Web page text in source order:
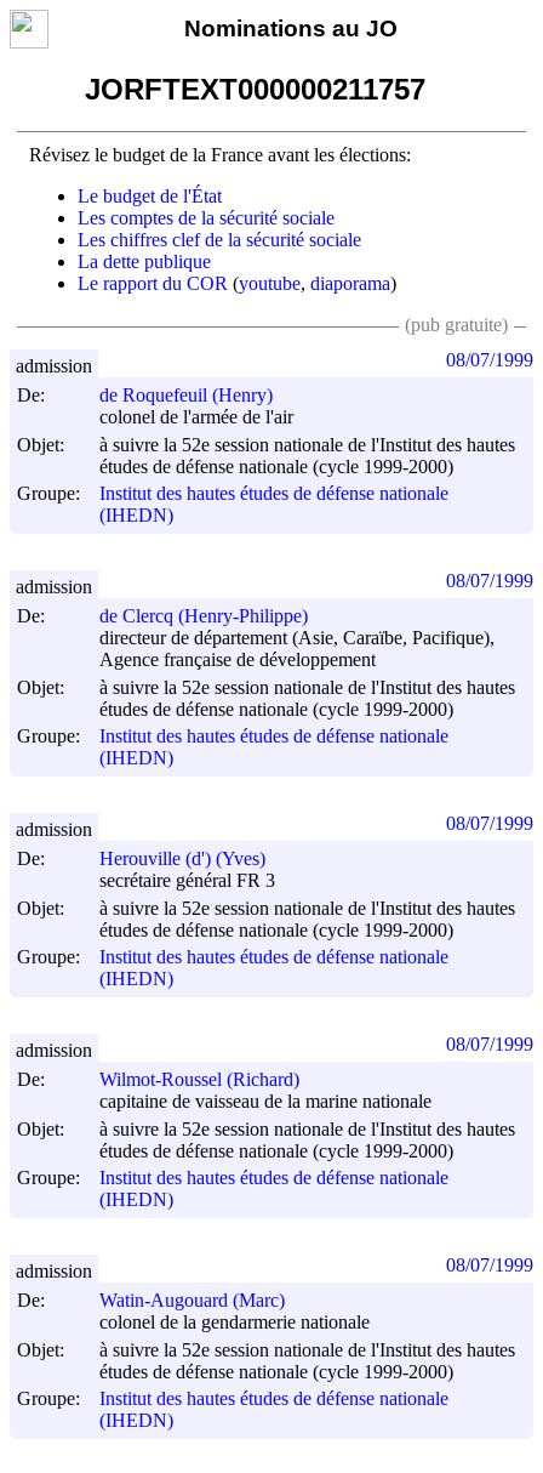
Nominations au JO
JORFTEXT000000211757
Révisez le budget de la France avant les élections:
Le budget de l'État
Les comptes de la sécurité sociale
Les chiffres clef de la sécurité sociale
La dette publique
Le rapport du COR (youtube, diaporama)
(pub gratuite)
De:
de Roquefeuil (Henry)
colonel de l'armée de l'air
Objet:
à suivre la 52e session nationale de l'Institut des hautes
études de défense nationale (cycle 1999-2000)
Groupe:
Institut des hautes études de défense nationale
(IHEDN)
admission 08/07/1999
De:
de Clercq (Henry-Philippe)
directeur de département (Asie, Caraïbe, Pacifique),
Agence française de développement
Objet:
à suivre la 52e session nationale de l'Institut des hautes
études de défense nationale (cycle 1999-2000)
Groupe:
Institut des hautes études de défense nationale
(IHEDN)
admission 08/07/1999
De:
Herouville (d') (Yves)
secrétaire général FR 3
Objet:
à suivre la 52e session nationale de l'Institut des hautes
études de défense nationale (cycle 1999-2000)
Groupe:
Institut des hautes études de défense nationale
(IHEDN)
admission 08/07/1999
De:
Wilmot-Roussel (Richard)
capitaine de vaisseau de la marine nationale
Objet:
à suivre la 52e session nationale de l'Institut des hautes
études de défense nationale (cycle 1999-2000)
Groupe:
Institut des hautes études de défense nationale
(IHEDN)
admission 08/07/1999
De:
Watin-Augouard (Marc)
colonel de la gendarmerie nationale
Objet:
à suivre la 52e session nationale de l'Institut des hautes
études de défense nationale (cycle 1999-2000)
Groupe:
Institut des hautes études de défense nationale
(IHEDN)
admission 08/07/1999